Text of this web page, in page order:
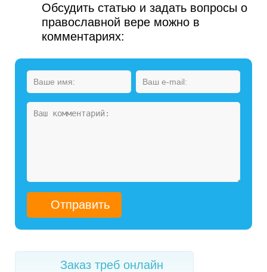
Обсудить статью и задать вопросы о
православной вере можно в
комментариях:
Заказ треб онлайн